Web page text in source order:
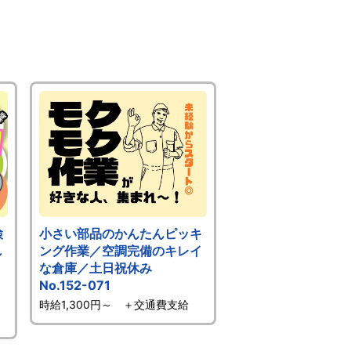
小さい部品のかんたんピッキ
ング作業／空調完備のキレイ
な倉庫／土日祝休み
No.152-071
時給1,300円～ ＋交通費支給